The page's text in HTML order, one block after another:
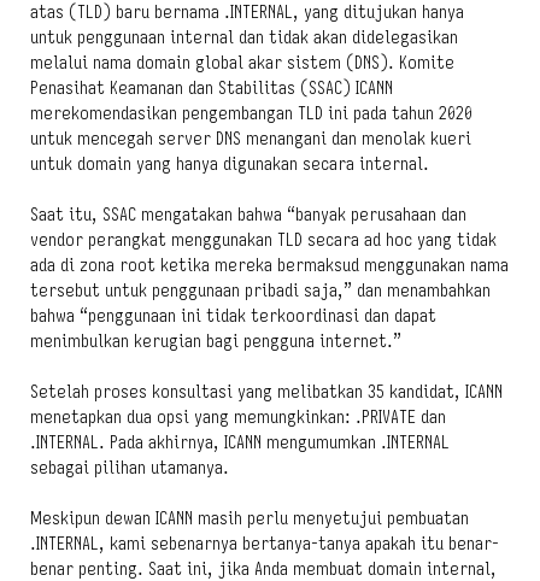
atas (TLD) baru bernama .INTERNAL, yang ditujukan hanya
untuk penggunaan internal dan tidak akan didelegasikan
melalui nama domain global akar sistem (DNS). Komite
Penasihat Keamanan dan Stabilitas (SSAC) ICANN
merekomendasikan pengembangan TLD ini pada tahun 2020
untuk mencegah server DNS menangani dan menolak kueri
untuk domain yang hanya digunakan secara internal.
Saat itu, SSAC mengatakan bahwa “banyak perusahaan dan
vendor perangkat menggunakan TLD secara ad hoc yang tidak
ada di zona root ketika mereka bermaksud menggunakan nama
tersebut untuk penggunaan pribadi saja,” dan menambahkan
bahwa “penggunaan ini tidak terkoordinasi dan dapat
menimbulkan kerugian bagi pengguna internet.”
Setelah proses konsultasi yang melibatkan 35 kandidat, ICANN
menetapkan dua opsi yang memungkinkan: .PRIVATE dan
.INTERNAL. Pada akhirnya, ICANN mengumumkan .INTERNAL
sebagai pilihan utamanya.
Meskipun dewan ICANN masih perlu menyetujui pembuatan
.INTERNAL, kami sebenarnya bertanya-tanya apakah itu benar-
benar penting. Saat ini, jika Anda membuat domain internal,